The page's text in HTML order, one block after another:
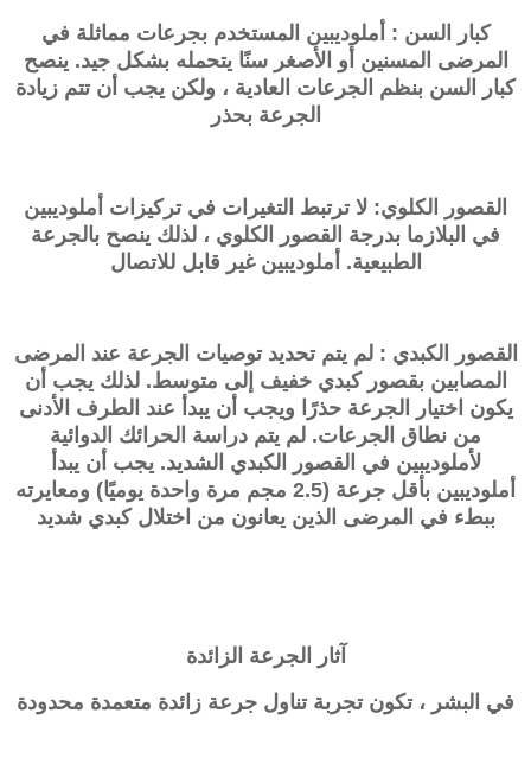
كبار السن : أملوديبين المستخدم بجرعات مماثلة في
المرضى المسنين أو الأصغر سنًا يتحمله بشكل جيد. ينصح
كبار السن بنظم الجرعات العادية ، ولكن يجب أن تتم زيادة
الجرعة بحذر
القصور الكلوي: لا ترتبط التغيرات في تركيزات أملوديبين
في البلازما بدرجة القصور الكلوي ، لذلك ينصح بالجرعة
الطبيعية. أملوديبين غير قابل للاتصال
القصور الكبدي : لم يتم تحديد توصيات الجرعة عند المرضى
المصابين بقصور كبدي خفيف إلى متوسط. لذلك يجب أن
يكون اختيار الجرعة حذرًا ويجب أن يبدأ عند الطرف الأدنى
من نطاق الجرعات. لم يتم دراسة الحرائك الدوائية
لأملوديبين في القصور الكبدي الشديد. يجب أن يبدأ
أملوديبين بأقل جرعة (2.5 مجم مرة واحدة يوميًا) ومعايرته
ببطء في المرضى الذين يعانون من اختلال كبدي شديد
آثار الجرعة الزائدة
في البشر ، تكون تجربة تناول جرعة زائدة متعمدة محدودة